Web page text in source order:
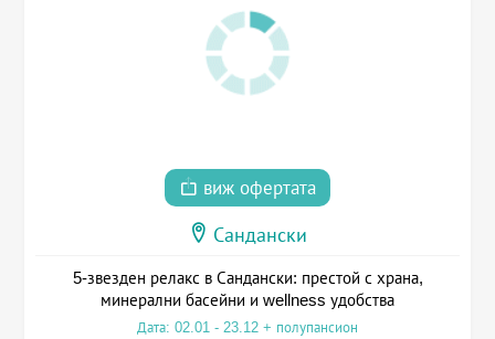
виж офертата
Сандански
5-звезден релакс в Сандански: престой с храна,
минерални басейни и wellness удобства
Дата: 02.01 - 23.12 + полупансион